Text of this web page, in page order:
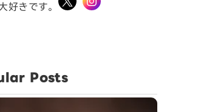
好きです。
Posts